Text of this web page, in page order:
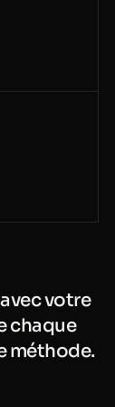
votre
chaque
méthode.